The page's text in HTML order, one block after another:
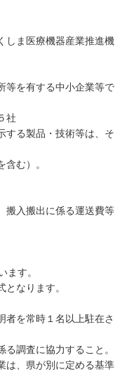
ま医療機器産業推進機
を有する中小企業等で
る製品・技術等は、そ
む）。
入搬出に係る運送費等
す。
なります。
を常時１名以上駐在さ
に協力すること。
が別に定める基準